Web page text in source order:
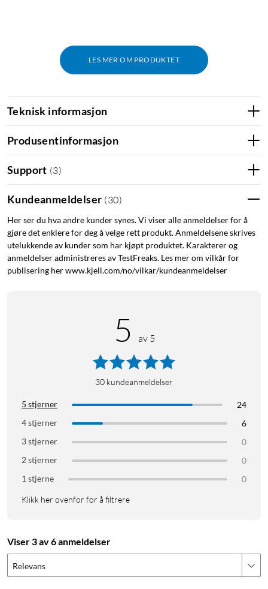
LES MER OM PRODUKTET
Teknisk informasjon
Produsentinformasjon
Support (3)
Kundeanmeldelser (30)
Her ser du hva andre kunder synes. Vi viser alle anmeldelser for å
gjøre det enklere for deg å velge rett produkt. Anmeldelsene skrives
utelukkende av kunder som har kjøpt produktet. Karakterer og
anmeldelser administreres av TestFreaks. Les mer om vilkår for
publisering her www.kjell.com/no/vilkar/kundeanmeldelser
5 av 5
30 kundeanmeldelser
5 stjerner
24
4 stjerner
6
3 stjerner
0
2 stjerner
0
1 stjerne
0
Klikk her ovenfor for å filtrere
Viser 3 av 6 anmeldelser
Relevans